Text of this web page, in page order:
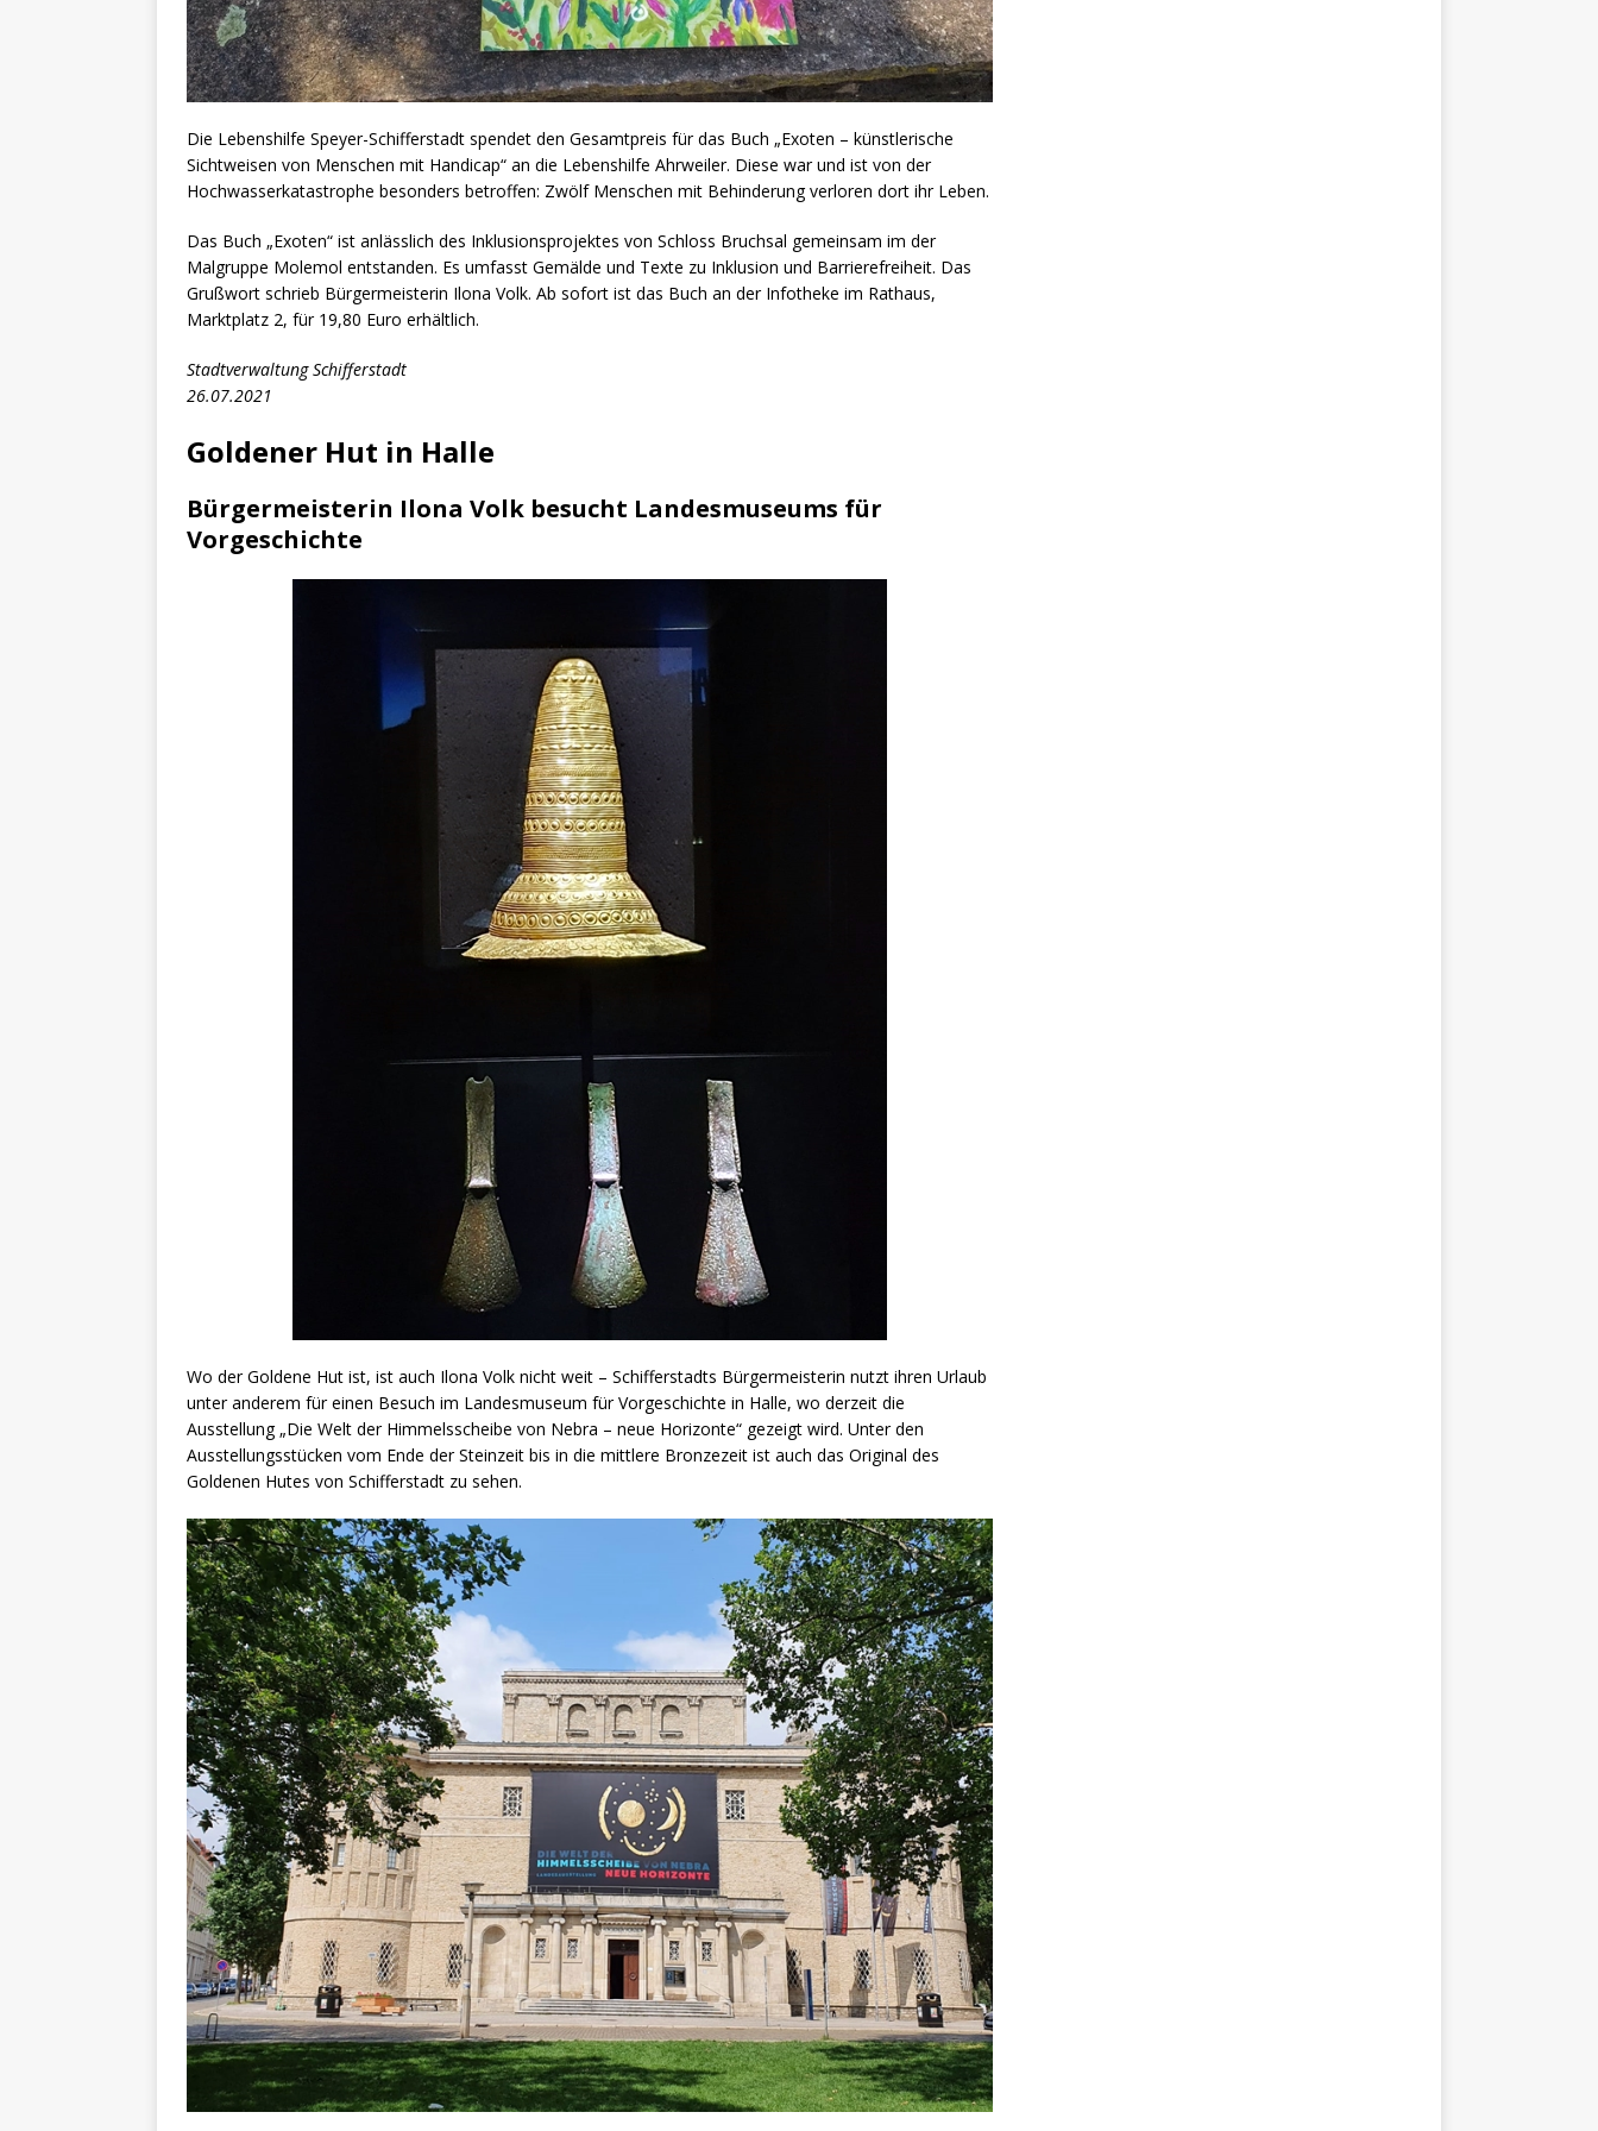
Die Lebenshilfe Speyer-Schifferstadt spendet den Gesamtpreis für das Buch „Exoten – künstlerische
Sichtweisen von Menschen mit Handicap“ an die Lebenshilfe Ahrweiler. Diese war und ist von der
Hochwasserkatastrophe besonders betroffen: Zwölf Menschen mit Behinderung verloren dort ihr Leben.
Das Buch „Exoten“ ist anlässlich des Inklusionsprojektes von Schloss Bruchsal gemeinsam im der
Malgruppe Molemol entstanden. Es umfasst Gemälde und Texte zu Inklusion und Barrierefreiheit. Das
Grußwort schrieb Bürgermeisterin Ilona Volk. Ab sofort ist das Buch an der Infotheke im Rathaus,
Marktplatz 2, für 19,80 Euro erhältlich.
Stadtverwaltung Schifferstadt
26.07.2021
Goldener Hut in Halle
Bürgermeisterin Ilona Volk besucht Landesmuseums für
Vorgeschichte
Wo der Goldene Hut ist, ist auch Ilona Volk nicht weit – Schifferstadts Bürgermeisterin nutzt ihren Urlaub
unter anderem für einen Besuch im Landesmuseum für Vorgeschichte in Halle, wo derzeit die
Ausstellung „Die Welt der Himmelsscheibe von Nebra – neue Horizonte“ gezeigt wird. Unter den
Ausstellungsstücken vom Ende der Steinzeit bis in die mittlere Bronzezeit ist auch das Original des
Goldenen Hutes von Schifferstadt zu sehen.